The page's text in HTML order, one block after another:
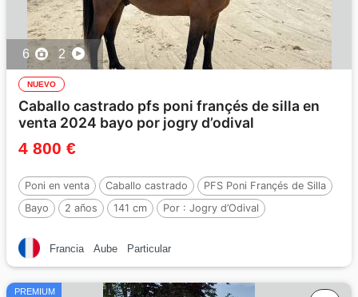
6 2
NUEVO
Caballo castrado pfs poni françés de silla en
venta 2024 bayo por jogry d’odival
4 800 €
Poni en venta Caballo castrado
PFS Poni Françés de Silla
Bayo
2 años 141 cm Por : Jogry d’Odival
Francia Aube Particular
PREMIUM